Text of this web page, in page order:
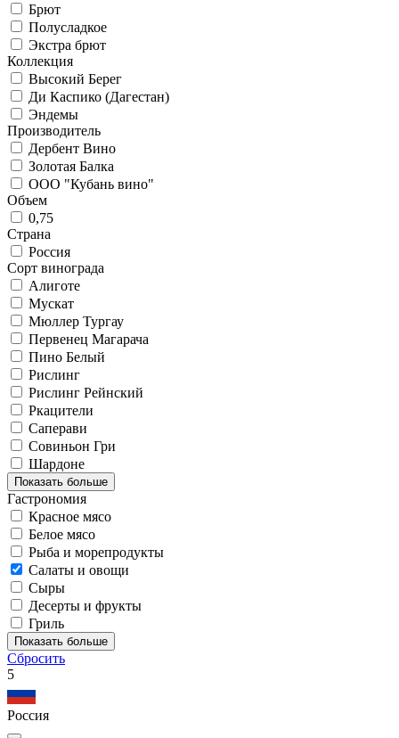
Брют
Полусладкое
Экстра брют
Коллекция
Высокий Берег
Ди Каспико (Дагестан)
Эндемы
Производитель
Дербент Вино
Золотая Балка
ООО "Кубань вино"
Объем
0,75
Страна
Россия
Сорт винограда
Алиготе
Мускат
Мюллер Тургау
Первенец Магарача
Пино Белый
Рислинг
Рислинг Рейнский
Ркацители
Саперави
Совиньон Гри
Шардоне
Показать больше
Гастрономия
Красное мясо
Белое мясо
Рыба и морепродукты
Салаты и овощи
Сыры
Десерты и фрукты
Гриль
Показать больше
Сбросить
5
Россия